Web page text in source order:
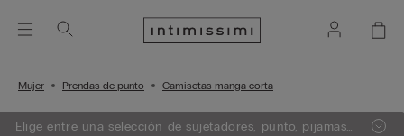
Mujer Prendas de punto Camisetas manga corta
Elige entre una selección de sujetadores, punto, pijamas